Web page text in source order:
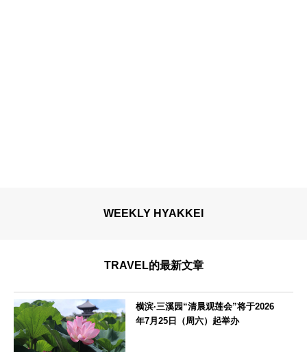
WEEKLY HYAKKEI
TRAVEL的最新文章
横滨·三溪园“清晨观莲会”将于2026
年7月25日（周六）起举办